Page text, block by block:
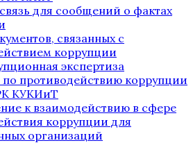
для сообщений о фактах
связанных с
коррупции
экспертиза
противодействию коррупции
КУКИиТ
к взаимодействию в сфере
коррупции для
организаций